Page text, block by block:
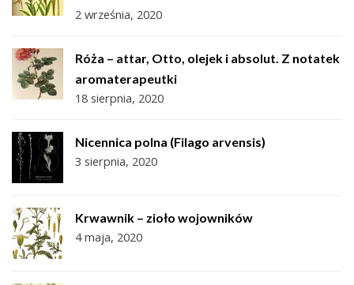
2 września, 2020
Róża – attar, Otto, olejek i absolut. Z notatek
aromaterapeutki
18 sierpnia, 2020
Nicennica polna (Filago arvensis)
3 sierpnia, 2020
Krwawnik – zioło wojowników
4 maja, 2020